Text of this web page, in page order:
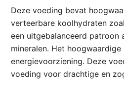
Deze voeding bevat
verteerbare koolhydraten
een uitgebalanceerd patroon
mineralen. Het
energievoorziening. Deze
voeding voor drachtige en